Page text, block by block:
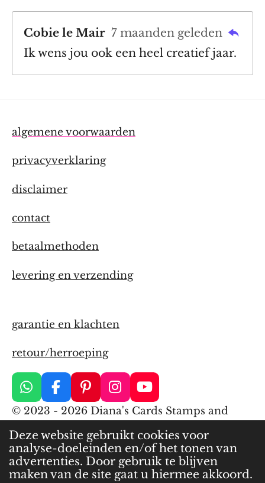
Deze website gebruikt cookies voor
analyse-doeleinden en/of het tonen van
advertenties. Door gebruik te blijven
maken van de site gaat u hiermee akkoord.
Cobie le Mair 7 maanden geleden
Ik wens jou ook een heel creatief jaar.
algemene voorwaarden
privacyverklaring
disclaimer
contact
betaalmethoden
levering en verzending
garantie en klachten
retour/herroeping
W
h
a
t
s
A
p
F
a
c
e
b
o
o
P
i
n
t
e
r
e
I
n
s
t
a
g
r
Y
o
u
T
u
b
e
© 2023 - 2026 Diana's Cards Stamps and
More
Powered by JouwWeb